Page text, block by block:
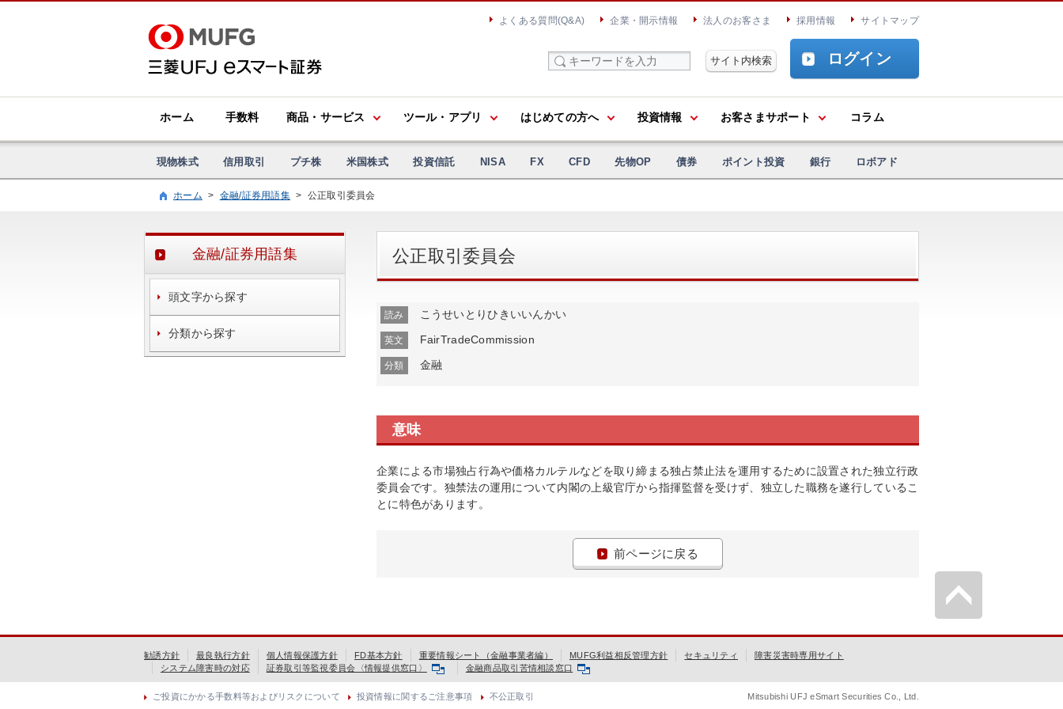
よくある質問(Q&A) 企業・開示情報 法人のお客さま 採用情報 サイトマップ
ログイン
ホーム 手数料 商品・サービス ツール・アプリ はじめての方へ 投資情報 お客さまサポート コラム
現物株式 信用取引 プチ株 米国株式 投資信託 NISA FX CFD 先物OP 債券 ポイント投資 銀行 ロボアド
ホーム > 金融/証券用語集 > 公正取引委員会
公正取引委員会
読み こうせいとりひきいいんかい
英文 FairTradeCommission
分類 金融
意味
企業による市場独占行為や価格カルテルなどを取り締まる独占禁止法を運用するために設置された独立行政
委員会です。独禁法の運用について内閣の上級官庁から指揮監督を受けず、独立した職務を遂行しているこ
とに特色があります。
前ページに戻る
金融/証券用語集
頭文字から探す
分類から探す
勧誘方針 最良執行方針 個人情報保護方針 FD基本方針 重要情報シート（金融事業者編） MUFG利益相反管理方針 セキュリティ
障害災害時専用サイト
システム障害時の対応
証券取引等監視委員会〈情報提供窓口〉 金融商品取引苦情相談窓口
ご投資にかかる手数料等およびリスクについて 投資情報に関するご注意事項 不公正取引 Mitsubishi UFJ eSmart Securities Co., Ltd.